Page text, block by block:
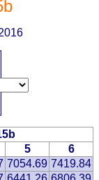
5
6
7054.69 7419.84